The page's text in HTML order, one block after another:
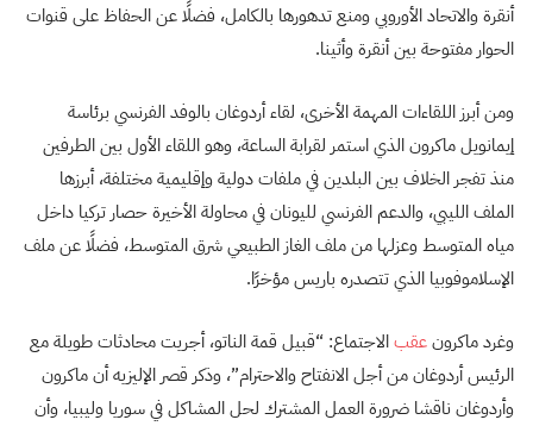
أنقرة والاتحاد الأوروبي ومنع تدهورها بالكامل، فضلًا عن الحفاظ على قنوات
الحوار مفتوحة بين أنقرة وأثينا.
ومن أبرز اللقاءات المهمة الأخرى، لقاء أردوغان بالوفد الفرنسي برئاسة
إيمانويل ماكرون الذي استمر لقرابة الساعة، وهو اللقاء الأول بين الطرفين
منذ تفجر الخلاف بين البلدين في ملفات دولية وإقليمية مختلفة، أبرزها
الملف الليبي، والدعم الفرنسي لليونان في محاولة الأخيرة حصار تركيا داخل
مياه المتوسط وعزلها من ملف الغاز الطبيعي شرق المتوسط، فضلًا عن ملف
الإسلاموفوبيا الذي تتصدره باريس مؤخرًا.
وغرد ماكرونعقبالاجتماع: “قبيل قمة الناتو، أجريت محادثات طويلة مع
الرئيس أردوغان من أجل الانفتاح والاحترام”، وذكر قصر الإليزيه أن ماكرون
وأردوغان ناقشا ضرورة العمل المشترك لحل المشاكل في سوريا وليبيا، وأن